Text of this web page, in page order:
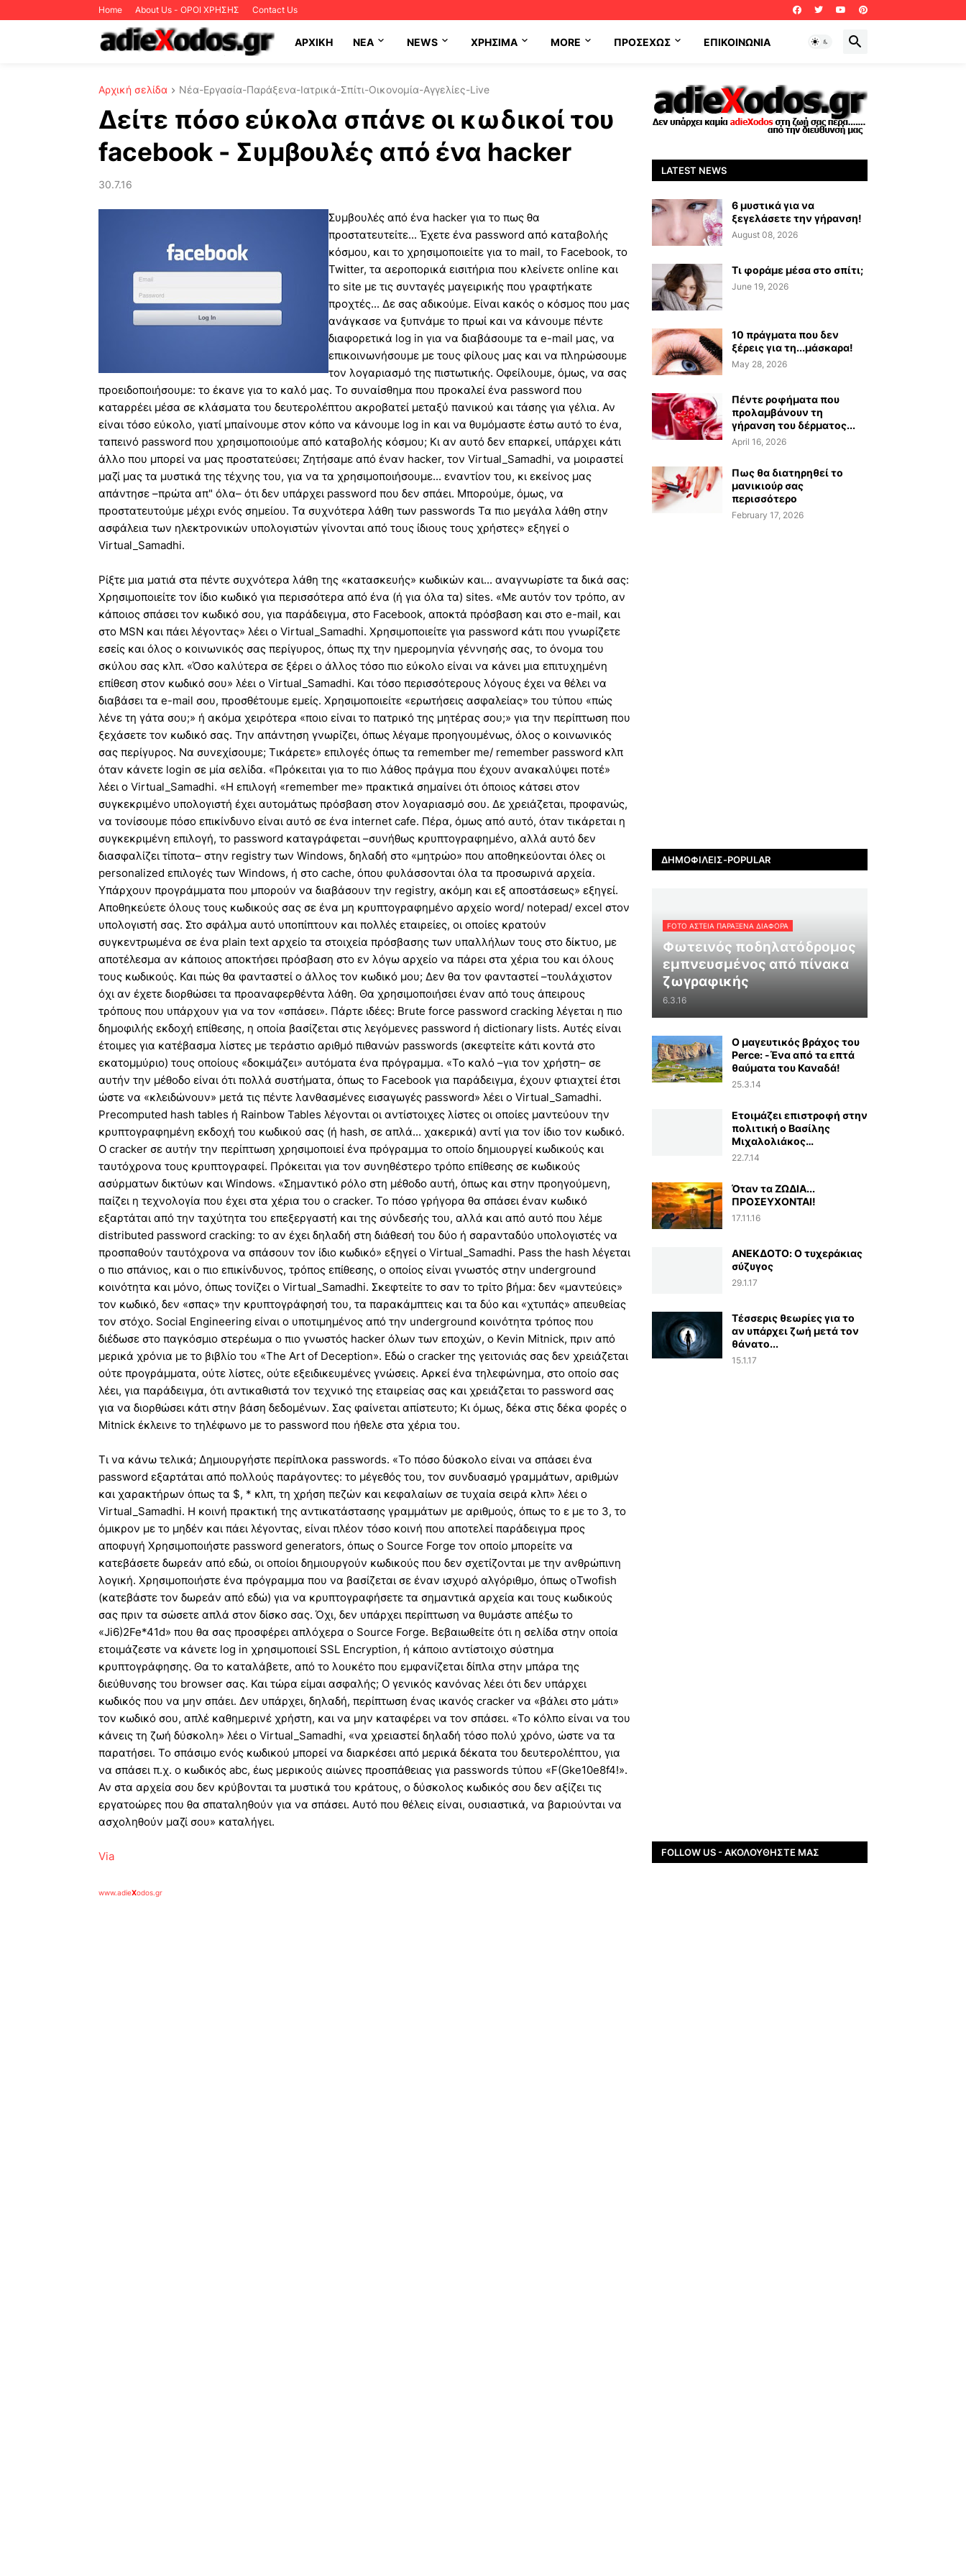
Home About Us - ΟΡΟΙ ΧΡΗΣΗΣ Contact Us
ΑΡΧΙΚΗ NEA NEWS ΧΡΉΣΙΜΑ MORE ΠΡΟΣΕΧΩΣ ΕΠΙΚΟΙΝΩΝΊΑ
Αρχική σελίδα Νέα-Εργασία-Παράξενα-Ιατρικά-Σπίτι-Οικονομία-Αγγελίες-Live
Δείτε πόσο εύκολα σπάνε οι κωδικοί του
facebook - Συμβουλές από ένα hacker
30.7.16
Συμβουλές από ένα hacker για το πως θα
προστατευτείτε... Έχετε ένα password από καταβολής
κόσμου, και το χρησιμοποιείτε για το mail, το Facebook, το
Twitter, τα αεροπορικά εισιτήρια που κλείνετε online και
το site με τις συνταγές μαγειρικής που γραφτήκατε
προχτές... Δε σας αδικούμε. Είναι κακός ο κόσμος που μας
ανάγκασε να ξυπνάμε το πρωί και να κάνουμε πέντε
διαφορετικά log in για να διαβάσουμε τα e-mail μας, να
επικοινωνήσουμε με τους φίλους μας και να πληρώσουμε
τον λογαριασμό της πιστωτικής. Οφείλουμε, όμως, να σας
προειδοποιήσουμε: το έκανε για το καλό μας. Το συναίσθημα που προκαλεί ένα password που
καταρρέει μέσα σε κλάσματα του δευτερολέπτου ακροβατεί μεταξύ πανικού και τάσης για γέλια. Αν
είναι τόσο εύκολο, γιατί μπαίνουμε στον κόπο να κάνουμε log in και να θυμόμαστε έστω αυτό το ένα,
ταπεινό password που χρησιμοποιούμε από καταβολής κόσμου; Κι αν αυτό δεν επαρκεί, υπάρχει κάτι
άλλο που μπορεί να μας προστατεύσει; Ζητήσαμε από έναν hacker, τον Virtual_Samadhi, να μοιραστεί
μαζί μας τα μυστικά της τέχνης του, για να τα χρησιμοποιήσουμε... εναντίον του, κι εκείνος μας
απάντησε –πρώτα απ" όλα– ότι δεν υπάρχει password που δεν σπάει. Μπορούμε, όμως, να
προστατευτούμε μέχρι ενός σημείου. Τα συχνότερα λάθη των passwords Τα πιο μεγάλα λάθη στην
ασφάλεια των ηλεκτρονικών υπολογιστών γίνονται από τους ίδιους τους χρήστες» εξηγεί ο
Virtual_Samadhi.
Ρίξτε μια ματιά στα πέντε συχνότερα λάθη της «κατασκευής» κωδικών και... αναγνωρίστε τα δικά σας:
Χρησιμοποιείτε τον ίδιο κωδικό για περισσότερα από ένα (ή για όλα τα) sites. «Με αυτόν τον τρόπο, αν
κάποιος σπάσει τον κωδικό σου, για παράδειγμα, στο Facebook, αποκτά πρόσβαση και στο e-mail, και
στο MSN και πάει λέγοντας» λέει ο Virtual_Samadhi. Χρησιμοποιείτε για password κάτι που γνωρίζετε
εσείς και όλος ο κοινωνικός σας περίγυρος, όπως πχ την ημερομηνία γέννησής σας, το όνομα του
σκύλου σας κλπ. «Όσο καλύτερα σε ξέρει ο άλλος τόσο πιο εύκολο είναι να κάνει μια επιτυχημένη
επίθεση στον κωδικό σου» λέει ο Virtual_Samadhi. Και τόσο περισσότερους λόγους έχει να θέλει να
διαβάσει τα e-mail σου, προσθέτουμε εμείς. Χρησιμοποιείτε «ερωτήσεις ασφαλείας» του τύπου «πώς
λένε τη γάτα σου;» ή ακόμα χειρότερα «ποιο είναι το πατρικό της μητέρας σου;» για την περίπτωση που
ξεχάσετε τον κωδικό σας. Την απάντηση γνωρίζει, όπως λέγαμε προηγουμένως, όλος ο κοινωνικός
σας περίγυρος. Να συνεχίσουμε; Τικάρετε» επιλογές όπως τα remember me/ remember password κλπ
όταν κάνετε login σε μία σελίδα. «Πρόκειται για το πιο λάθος πράγμα που έχουν ανακαλύψει ποτέ»
λέει ο Virtual_Samadhi. «Η επιλογή «remember me» πρακτικά σημαίνει ότι όποιος κάτσει στον
συγκεκριμένο υπολογιστή έχει αυτομάτως πρόσβαση στον λογαριασμό σου. Δε χρειάζεται, προφανώς,
να τονίσουμε πόσο επικίνδυνο είναι αυτό σε ένα internet cafe. Πέρα, όμως από αυτό, όταν τικάρεται η
συγκεκριμένη επιλογή, το password καταγράφεται –συνήθως κρυπτογραφημένο, αλλά αυτό δεν
διασφαλίζει τίποτα– στην registry των Windows, δηλαδή στο «μητρώο» που αποθηκεύονται όλες οι
personalized επιλογές των Windows, ή στο cache, όπου φυλάσσονται όλα τα προσωρινά αρχεία.
Υπάρχουν προγράμματα που μπορούν να διαβάσουν την registry, ακόμη και εξ αποστάσεως» εξηγεί.
Αποθηκεύετε όλους τους κωδικούς σας σε ένα μη κρυπτογραφημένο αρχείο word/ notepad/ excel στον
υπολογιστή σας. Στο σφάλμα αυτό υποπίπτουν και πολλές εταιρείες, οι οποίες κρατούν
συγκεντρωμένα σε ένα plain text αρχείο τα στοιχεία πρόσβασης των υπαλλήλων τους στο δίκτυο, με
αποτέλεσμα αν κάποιος αποκτήσει πρόσβαση στο εν λόγω αρχείο να πάρει στα χέρια του και όλους
τους κωδικούς. Και πώς θα φανταστεί ο άλλος τον κωδικό μου; Δεν θα τον φανταστεί –τουλάχιστον
όχι αν έχετε διορθώσει τα προαναφερθέντα λάθη. Θα χρησιμοποιήσει έναν από τους άπειρους
τρόπους που υπάρχουν για να τον «σπάσει». Πάρτε ιδέες: Brute force password cracking λέγεται η πιο
δημοφιλής εκδοχή επίθεσης, η οποία βασίζεται στις λεγόμενες password ή dictionary lists. Αυτές είναι
έτοιμες για κατέβασμα λίστες με τεράστιο αριθμό πιθανών passwords (σκεφτείτε κάτι κοντά στο
εκατομμύριο) τους οποίους «δοκιμάζει» αυτόματα ένα πρόγραμμα. «Το καλό –για τον χρήστη– σε
αυτήν την μέθοδο είναι ότι πολλά συστήματα, όπως το Facebook για παράδειγμα, έχουν φτιαχτεί έτσι
ώστε να «κλειδώνουν» μετά τις πέντε λανθασμένες εισαγωγές password» λέει ο Virtual_Samadhi.
Precomputed hash tables ή Rainbow Tables λέγονται οι αντίστοιχες λίστες οι οποίες μαντεύουν την
κρυπτογραφημένη εκδοχή του κωδικού σας (ή hash, σε απλά... χακερικά) αντί για τον ίδιο τον κωδικό.
Ο cracker σε αυτήν την περίπτωση χρησιμοποιεί ένα πρόγραμμα το οποίο δημιουργεί κωδικούς και
ταυτόχρονα τους κρυπτογραφεί. Πρόκειται για τον συνηθέστερο τρόπο επίθεσης σε κωδικούς
ασύρματων δικτύων και Windows. «Σημαντικό ρόλο στη μέθοδο αυτή, όπως και στην προηγούμενη,
παίζει η τεχνολογία που έχει στα χέρια του ο cracker. Το πόσο γρήγορα θα σπάσει έναν κωδικό
εξαρτάται από την ταχύτητα του επεξεργαστή και της σύνδεσής του, αλλά και από αυτό που λέμε
distributed password cracking: το αν έχει δηλαδή στη διάθεσή του δύο ή σαρανταδύο υπολογιστές να
προσπαθούν ταυτόχρονα να σπάσουν τον ίδιο κωδικό» εξηγεί ο Virtual_Samadhi. Pass the hash λέγεται
ο πιο σπάνιος, και ο πιο επικίνδυνος, τρόπος επίθεσης, ο οποίος είναι γνωστός στην underground
κοινότητα και μόνο, όπως τονίζει ο Virtual_Samadhi. Σκεφτείτε το σαν το τρίτο βήμα: δεν «μαντεύεις»
τον κωδικό, δεν «σπας» την κρυπτογράφησή του, τα παρακάμπτεις και τα δύο και «χτυπάς» απευθείας
τον στόχο. Social Engineering είναι ο υποτιμημένος από την underground κοινότητα τρόπος που
διέδωσε στο παγκόσμιο στερέωμα ο πιο γνωστός hacker όλων των εποχών, ο Kevin Mitnick, πριν από
μερικά χρόνια με το βιβλίο του «The Art of Deception». Εδώ ο cracker της γειτονιάς σας δεν χρειάζεται
ούτε προγράμματα, ούτε λίστες, ούτε εξειδικευμένες γνώσεις. Αρκεί ένα τηλεφώνημα, στο οποίο σας
λέει, για παράδειγμα, ότι αντικαθιστά τον τεχνικό της εταιρείας σας και χρειάζεται το password σας
για να διορθώσει κάτι στην βάση δεδομένων. Σας φαίνεται απίστευτο; Κι όμως, δέκα στις δέκα φορές ο
Mitnick έκλεινε το τηλέφωνο με το password που ήθελε στα χέρια του.
Τι να κάνω τελικά; Δημιουργήστε περίπλοκα passwords. «Το πόσο δύσκολο είναι να σπάσει ένα
password εξαρτάται από πολλούς παράγοντες: το μέγεθός του, τον συνδυασμό γραμμάτων, αριθμών
και χαρακτήρων όπως τα $, * κλπ, τη χρήση πεζών και κεφαλαίων σε τυχαία σειρά κλπ» λέει ο
Virtual_Samadhi. Η κοινή πρακτική της αντικατάστασης γραμμάτων με αριθμούς, όπως το ε με το 3, το
όμικρον με το μηδέν και πάει λέγοντας, είναι πλέον τόσο κοινή που αποτελεί παράδειγμα προς
αποφυγή Χρησιμοποιήστε password generators, όπως ο Source Forge τον οποίο μπορείτε να
κατεβάσετε δωρεάν από εδώ, οι οποίοι δημιουργούν κωδικούς που δεν σχετίζονται με την ανθρώπινη
λογική. Χρησιμοποιήστε ένα πρόγραμμα που να βασίζεται σε έναν ισχυρό αλγόριθμο, όπως οTwofish
(κατεβάστε τον δωρεάν από εδώ) για να κρυπτογραφήσετε τα σημαντικά αρχεία και τους κωδικούς
σας πριν τα σώσετε απλά στον δίσκο σας. Όχι, δεν υπάρχει περίπτωση να θυμάστε απέξω το
«Ji6)2Fe*41d» που θα σας προσφέρει απλόχερα ο Source Forge. Βεβαιωθείτε ότι η σελίδα στην οποία
ετοιμάζεστε να κάνετε log in χρησιμοποιεί SSL Encryption, ή κάποιο αντίστοιχο σύστημα
κρυπτογράφησης. Θα το καταλάβετε, από το λουκέτο που εμφανίζεται δίπλα στην μπάρα της
διεύθυνσης του browser σας. Και τώρα είμαι ασφαλής; Ο γενικός κανόνας λέει ότι δεν υπάρχει
κωδικός που να μην σπάει. Δεν υπάρχει, δηλαδή, περίπτωση ένας ικανός cracker να «βάλει στο μάτι»
τον κωδικό σου, απλέ καθημερινέ χρήστη, και να μην καταφέρει να τον σπάσει. «Το κόλπο είναι να του
κάνεις τη ζωή δύσκολη» λέει ο Virtual_Samadhi, «να χρειαστεί δηλαδή τόσο πολύ χρόνο, ώστε να τα
παρατήσει. Το σπάσιμο ενός κωδικού μπορεί να διαρκέσει από μερικά δέκατα του δευτερολέπτου, για
να σπάσει π.χ. ο κωδικός abc, έως μερικούς αιώνες προσπάθειας για passwords τύπου «F(Gke10e8f4!».
Αν στα αρχεία σου δεν κρύβονται τα μυστικά του κράτους, ο δύσκολος κωδικός σου δεν αξίζει τις
εργατοώρες που θα σπαταληθούν για να σπάσει. Αυτό που θέλεις είναι, ουσιαστικά, να βαριούνται να
ασχοληθούν μαζί σου» καταλήγει.
Via
www.adieXodos.gr
LATEST NEWS
6 μυστικά για να
ξεγελάσετε την γήρανση!
August 08, 2026
Τι φοράμε μέσα στο σπίτι;
June 19, 2026
10 πράγματα που δεν
ξέρεις για τη...μάσκαρα!
May 28, 2026
Πέντε ροφήματα που
προλαμβάνουν τη
γήρανση του δέρματος...
April 16, 2026
Πως θα διατηρηθεί το
μανικιούρ σας
περισσότερο
February 17, 2026
ΔΗΜΟΦΙΛΕΊΣ-POPULAR
FOTO ΑΣΤΕΙΑ ΠΑΡΑΞΕΝΑ ΔΙΑΦΟΡΑ
Φωτεινός ποδηλατόδρομος
εμπνευσμένος από πίνακα
ζωγραφικής
6.3.16
Ο μαγευτικός βράχος του
Perce: -Ένα από τα επτά
θαύματα του Καναδά!
25.3.14
Ετοιμάζει επιστροφή στην
πολιτική ο Βασίλης
Μιχαλολιάκος…
22.7.14
Όταν τα ΖΩΔΙΑ...
ΠΡΟΣΕΥΧΟΝΤΑΙ!
17.11.16
ΑΝΕΚΔΟΤΟ: Ο τυχεράκιας
σύζυγος
29.1.17
Τέσσερις θεωρίες για το
αν υπάρχει ζωή μετά τον
θάνατο...
15.1.17
FOLLOW US - ΑΚΟΛΟΥΘΉΣΤΕ ΜΑΣ